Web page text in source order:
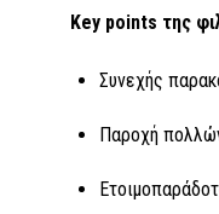
Key points της
Συνεχής
Παροχή